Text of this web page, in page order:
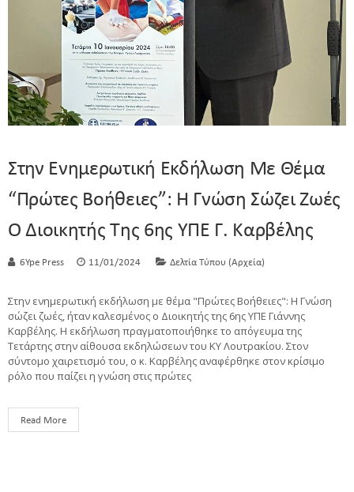
Στην Ενημερωτική Εκδήλωση Με Θέμα
“Πρώτες Βοήθειες”: Η Γνώση Σώζει Ζωές
O Διοικητής Της 6ης ΥΠΕ Γ. Καρβέλης
6Ype Press 11/01/2024 Δελτία Τύπου (Αρχεία)
Στην ενημερωτική εκδήλωση με θέμα "Πρώτες Βοήθειες": Η Γνώση
σώζει ζωές, ήταν καλεσμένος ο Διοικητής της 6ης ΥΠΕ Γιάννης
Καρβέλης. Η εκδήλωση πραγματοποιήθηκε το απόγευμα της
Τετάρτης στην αίθουσα εκδηλώσεων του ΚΥ Λουτρακίου. Στον
σύντομο χαιρετισμό του, ο κ. Καρβέλης αναφέρθηκε στον κρίσιμο
ρόλο που παίζει η γνώση στις πρώτες
Read More